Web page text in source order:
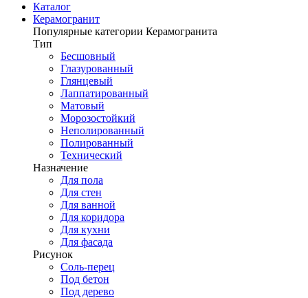
Каталог
Керамогранит
Популярные категории Керамогранита
Тип
Бесшовный
Глазурованный
Глянцевый
Лаппатированный
Матовый
Морозостойкий
Неполированный
Полированный
Технический
Назначение
Для пола
Для стен
Для ванной
Для коридора
Для кухни
Для фасада
Рисунок
Соль-перец
Под бетон
Под дерево